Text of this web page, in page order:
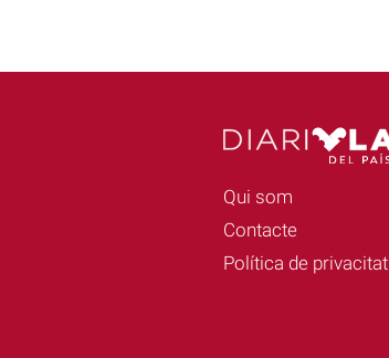
Qui som
Contacte
Política de privacitat